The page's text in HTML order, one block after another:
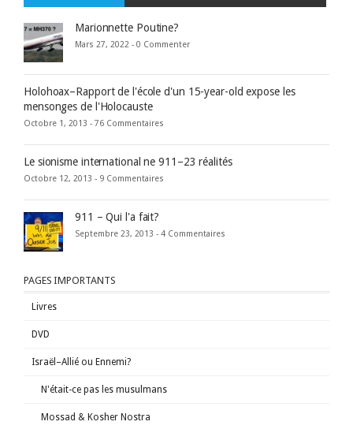
Marionnette Poutine?
Mars 27, 2022 - 0 Commenter
Holohoax–Rapport de l'école d'un 15-year-old expose les
mensonges de l'Holocauste
Octobre 1, 2013 - 76 Commentaires
Le sionisme international ne 911–23 réalités
Octobre 12, 2013 - 9 Commentaires
911 – Qui l'a fait?
Septembre 23, 2013 - 4 Commentaires
PAGES IMPORTANTS
Livres
DVD
Israël–Allié ou Ennemi?
N'était-ce pas les musulmans
Mossad & Kosher Nostra